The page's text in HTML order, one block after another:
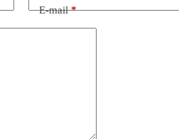
E-mail*